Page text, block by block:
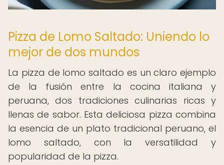
Pizza de Lomo Saltado: Uniendo lo
mejor de dos mundos
La pizza de lomo saltado es un claro ejemplo
de la fusión entre la cocina italiana y
peruana, dos tradiciones culinarias ricas y
llenas de sabor. Esta deliciosa pizza combina
la esencia de un plato tradicional peruano, el
lomo saltado, con la versatilidad y
popularidad de la pizza.